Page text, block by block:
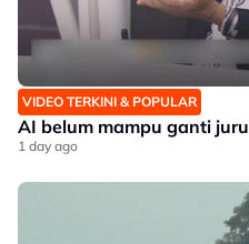
VIDEO TERKINI & POPULAR
AI belum mampu ganti
1 day ago